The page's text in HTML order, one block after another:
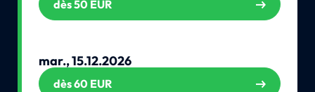
dès 50 EUR
mar., 15.12.2026
dès 60 EUR